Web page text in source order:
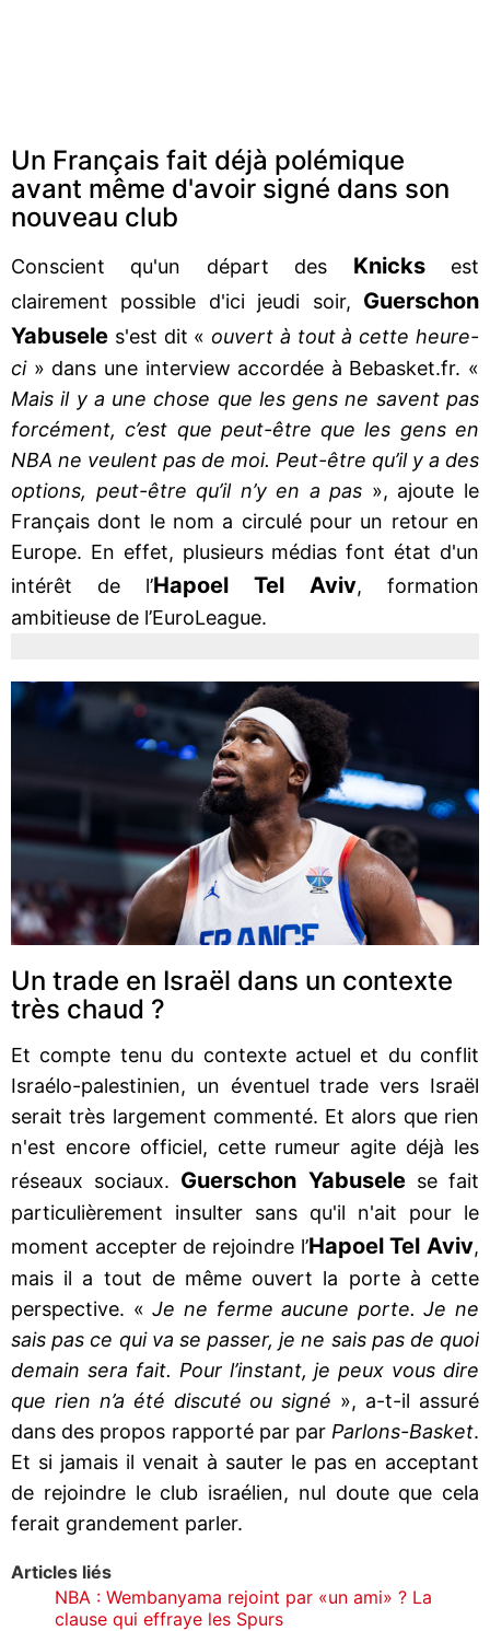
Un Français fait déjà polémique
avant même d'avoir signé dans son
nouveau club
Conscient qu'un départ des Knicks
est
clairement possible d'ici jeudi soir, Guerschon
Yabusele s'est dit « ouvert à tout à cette heure-
ci» dans une interview accordée à Bebasket.fr. «
Mais il y a une chose que les gens ne savent pas
forcément, c’est que peut-être que les gens en
NBA ne veulent pas de moi. Peut-être qu’il y a des
options, peut-être qu’il n’y en a pas », ajoute le
Français dont le nom a circulé pour un retour en
Europe. En effet, plusieurs médias font état d'un
intérêt de l’Hapoel Tel Aviv, formation
ambitieuse de l’EuroLeague.
Un trade en Israël dans un contexte
très chaud ?
Et compte tenu du contexte actuel et du conflit
Israélo-palestinien, un éventuel trade vers Israël
serait très largement commenté. Et alors que rien
n'est encore officiel, cette rumeur agite déjà les
réseaux sociaux. Guerschon Yabusele se fait
particulièrement insulter sans qu'il n'ait pour le
moment accepter de rejoindre l’Hapoel Tel Aviv,
mais il a tout de même ouvert la porte à cette
perspective. «Je ne ferme aucune porte. Je ne
sais pas ce qui va se passer, je ne sais pas de quoi
demain sera fait. Pour l’instant, je peux vous dire
que rien n’a été discuté ou signé », a-t-il assuré
dans des propos rapporté par par Parlons-Basket.
Et si jamais il venait à sauter le pas en acceptant
de rejoindre le club israélien, nul doute que cela
ferait grandement parler.
Articles liés
NBA : Wembanyama rejoint par «un ami» ? La
clause qui effraye les Spurs